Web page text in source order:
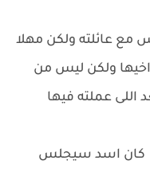
مع عائلته ولكن مهلا
اخيها ولكن ليس من
عملته فيها
كان اسد سيجلس